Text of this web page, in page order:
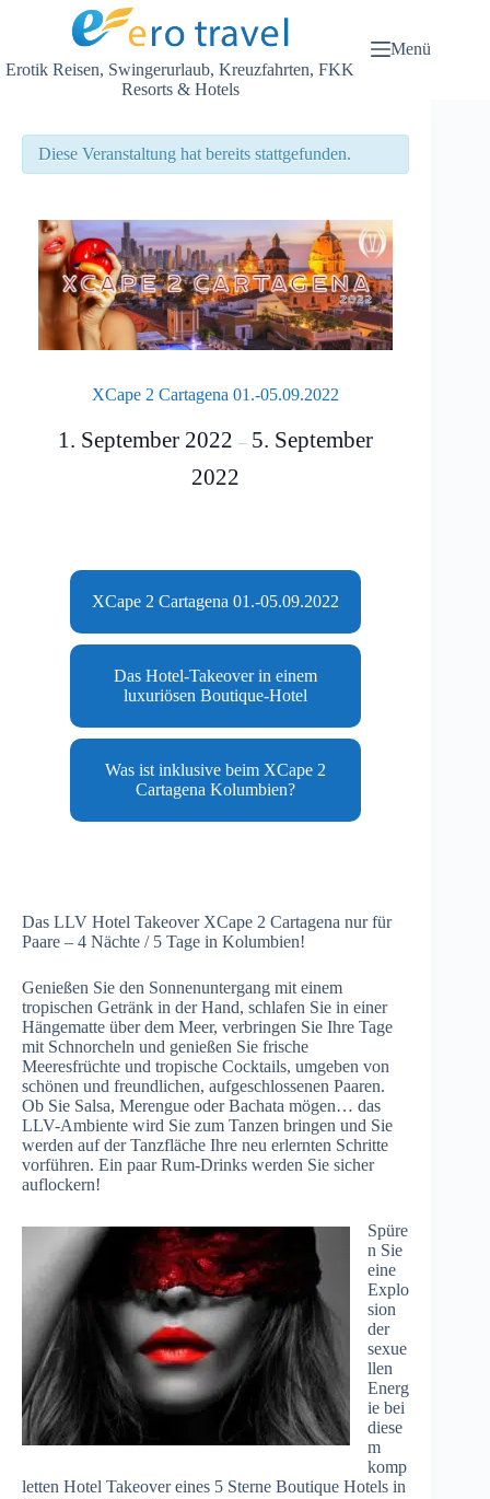
Erotik Reisen, Swingerurlaub, Kreuzfahrten, FKK
Resorts & Hotels
Menü
Diese Veranstaltung hat bereits stattgefunden.
XCape 2 Cartagena 01.-05.09.2022
1. September 2022– 5. September
2022
XCape 2 Cartagena 01.-05.09.2022
Das Hotel-Takeover in einem
luxuriösen Boutique-Hotel
Was ist inklusive beim XCape 2
Cartagena Kolumbien?
Das LLV Hotel Takeover XCape 2 Cartagena nur für
Paare – 4 Nächte / 5 Tage in Kolumbien!
Genießen Sie den Sonnenuntergang mit einem
tropischen Getränk in der Hand, schlafen Sie in einer
Hängematte über dem Meer, verbringen Sie Ihre Tage
mit Schnorcheln und genießen Sie frische
Meeresfrüchte und tropische Cocktails, umgeben von
schönen und freundlichen, aufgeschlossenen Paaren.
Ob Sie Salsa, Merengue oder Bachata mögen… das
LLV-Ambiente wird Sie zum Tanzen bringen und Sie
werden auf der Tanzfläche Ihre neu erlernten Schritte
vorführen. Ein paar Rum-Drinks werden Sie sicher
auflockern!
Spüre
n Sie
eine
Explo
sion
der
sexue
llen
Energ
ie bei
diese
m
komp
letten Hotel Takeover eines 5 Sterne Boutique Hotels in